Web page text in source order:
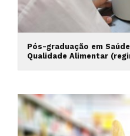
Pós-graduação em
Qualidade Alimentar